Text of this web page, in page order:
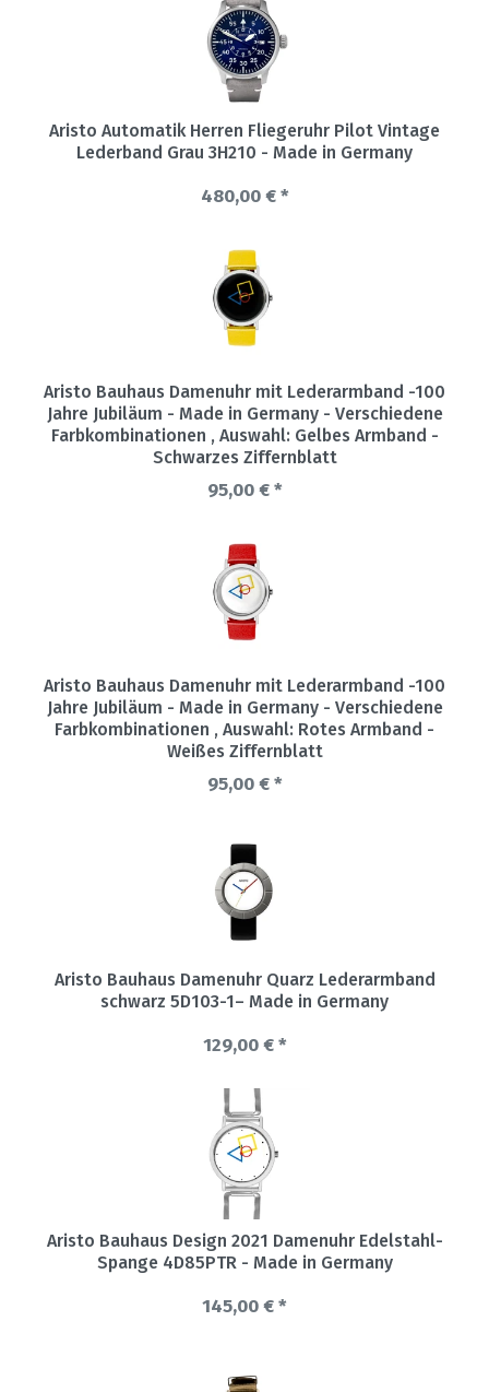
Aristo Automatik Herren Fliegeruhr Pilot Vintage
Lederband Grau 3H210 - Made in Germany
480,00 € *
Aristo Bauhaus Damenuhr mit Lederarmband -100
Jahre Jubiläum - Made in Germany - Verschiedene
Farbkombinationen , Auswahl: Gelbes Armband -
Schwarzes Ziffernblatt
95,00 € *
Aristo Bauhaus Damenuhr mit Lederarmband -100
Jahre Jubiläum - Made in Germany - Verschiedene
Farbkombinationen , Auswahl: Rotes Armband -
Weißes Ziffernblatt
95,00 € *
Aristo Bauhaus Damenuhr Quarz Lederarmband
schwarz 5D103-1– Made in Germany
129,00 € *
Aristo Bauhaus Design 2021 Damenuhr Edelstahl-
Spange 4D85PTR - Made in Germany
145,00 € *